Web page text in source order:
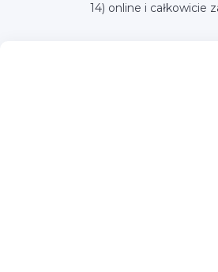
14) online i całkowicie